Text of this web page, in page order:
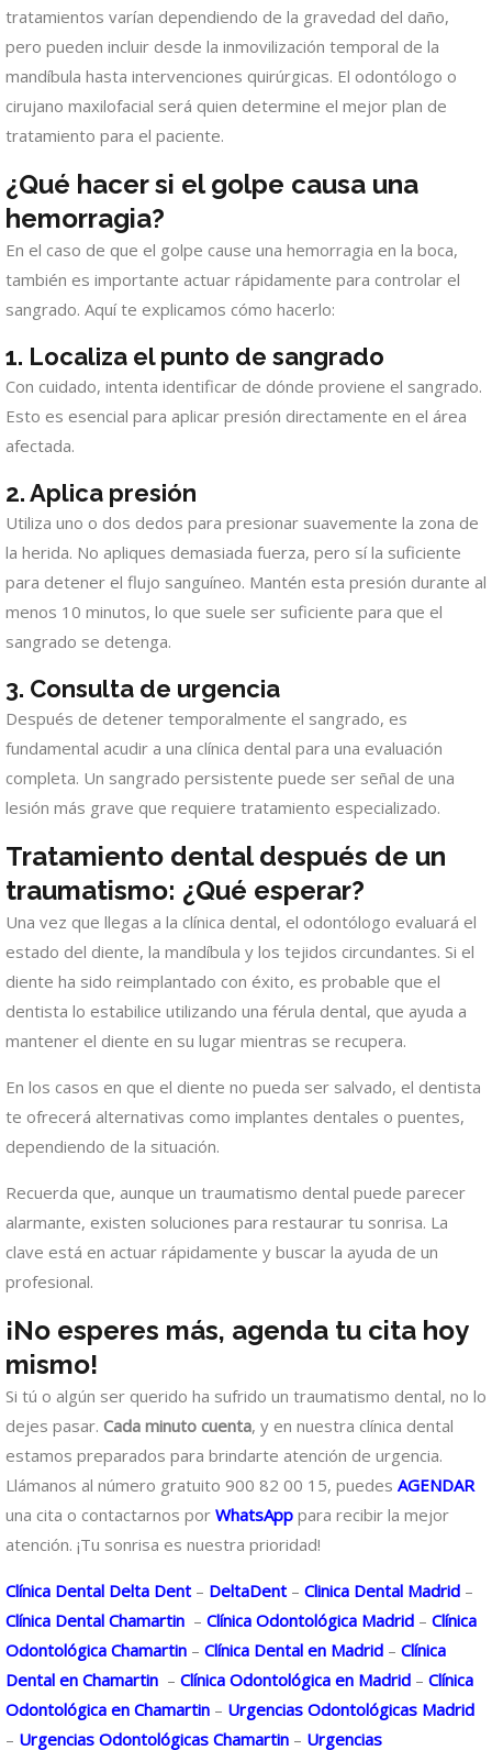
tratamientos varían dependiendo de la gravedad del daño,
pero pueden incluir desde la inmovilización temporal de la
mandíbula hasta intervenciones quirúrgicas. El odontólogo o
cirujano maxilofacial será quien determine el mejor plan de
tratamiento para el paciente.
¿Qué hacer si el golpe causa una
hemorragia?
En el caso de que el golpe cause una hemorragia en la boca,
también es importante actuar rápidamente para controlar el
sangrado. Aquí te explicamos cómo hacerlo:
1. Localiza el punto de sangrado
Con cuidado, intenta identificar de dónde proviene el sangrado.
Esto es esencial para aplicar presión directamente en el área
afectada.
2.Aplica presión
Utiliza uno o dos dedos para presionar suavemente la zona de
la herida. No apliques demasiada fuerza, pero sí la suficiente
para detener el flujo sanguíneo. Mantén esta presión durante al
menos 10 minutos, lo que suele ser suficiente para que el
sangrado se detenga.
3. Consulta de urgencia
Después de detener temporalmente el sangrado, es
fundamental acudir a una clínica dental para una evaluación
completa. Un sangrado persistente puede ser señal de una
lesión más grave que requiere tratamiento especializado.
Tratamiento dental después de un
traumatismo: ¿Qué esperar?
Una vez que llegas a la clínica dental, el odontólogo evaluará el
estado del diente, la mandíbula y los tejidos circundantes. Si el
diente ha sido reimplantado con éxito, es probable que el
dentista lo estabilice utilizando una férula dental, que ayuda a
mantener el diente en su lugar mientras se recupera.
En los casos en que el diente no pueda ser salvado, el dentista
te ofrecerá alternativas como implantes dentales o puentes,
dependiendo de la situación.
Recuerda que, aunque un traumatismo dental puede parecer
alarmante, existen soluciones para restaurar tu sonrisa. La
clave está en actuar rápidamente y buscar la ayuda de un
profesional.
¡No esperes más, agenda tu cita hoy
mismo!
Si tú o algún ser querido ha sufrido un traumatismo dental, no lo
dejes pasar. Cada minuto cuenta, y en nuestra clínica dental
estamos preparados para brindarte atención de urgencia.
Llámanos al número gratuito 900 82 00 15, puedes AGENDAR
una cita o contactarnos por WhatsApp para recibir la mejor
atención. ¡Tu sonrisa es nuestra prioridad!
Clínica Dental Delta Dent – DeltaDent – Clinica Dental Madrid –
Clínica Dental Chamartin – Clínica Odontológica Madrid – Clínica
Odontológica Chamartin – Clínica Dental en Madrid – Clínica
Dental en Chamartin – Clínica Odontológica en Madrid – Clínica
Odontológica en Chamartin – Urgencias Odontológicas Madrid
– Urgencias Odontológicas Chamartin – Urgencias